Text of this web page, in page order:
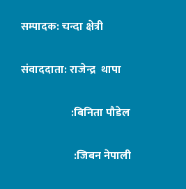
सम्पादक: चन्दा क्षेत्री
संवाददाता: राजेन्द्र थापा
:बिनिता पौडेल
:जिबन नेपाली